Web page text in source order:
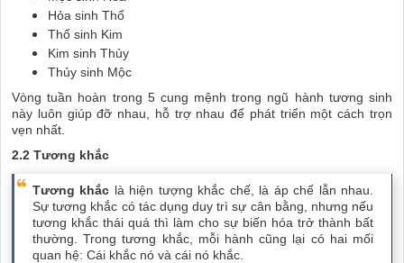
Hỏa sinh Thổ
Thổ sinh Kim
Kim sinh Thủy
Thủy sinh Mộc
Vòng tuần hoàn trong 5 cung mệnh trong ngũ hành tương sinh
này luôn giúp đỡ nhau, hỗ trợ nhau để phát triển một cách trọn
vẹn nhất.
2.2 Tương khắc
Tương khắc là hiện tượng khắc chế, là áp chế lẫn nhau.
Sự tương khắc có tác dụng duy trì sự cân bằng, nhưng nếu
tương khắc thái quá thì làm cho sự biến hóa trở thành bất
thường. Trong tương khắc, mỗi hành cũng lại có hai mối
quan hệ: Cái khắc nó và cái nó khắc.